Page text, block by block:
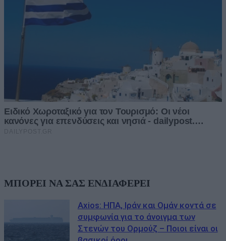
ΜΠΟΡΕΙ ΝΑ ΣΑΣ ΕΝΔΙΑΦΕΡΕΙ
Axios: ΗΠΑ, Ιράν και Ομάν κοντά σε
συμφωνία για το άνοιγμα των
Στενών του Ορμούζ – Ποιοι είναι οι